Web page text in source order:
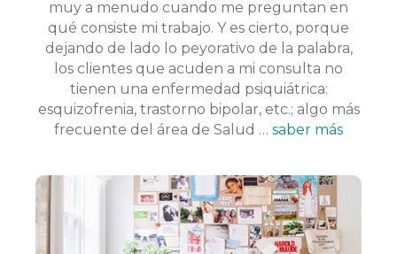
muy a menudo cuando me preguntan en
qué consiste mi trabajo. Y es cierto, porque
dejando de lado lo peyorativo de la palabra,
los clientes que acuden a mi consulta no
tienen una enfermedad psiquiátrica:
esquizofrenia, trastorno bipolar, etc.; algo más
frecuente del área de Salud … saber más